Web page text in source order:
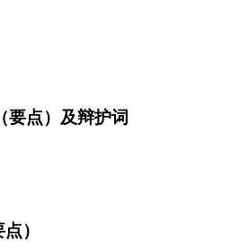
要点）及辩护词
）